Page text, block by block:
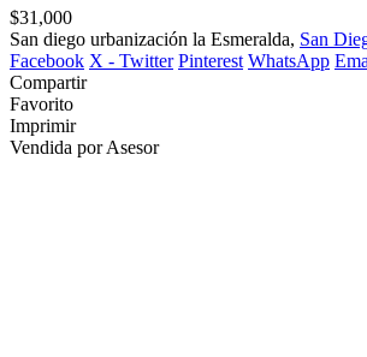
$31,000
San diego urbanización la Esmeralda, San
Facebook X - Twitter Pinterest WhatsApp
Compartir
Favorito
Imprimir
Vendida por Asesor